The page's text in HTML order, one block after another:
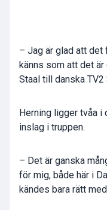
– Jag är glad att det
känns som att det
Staal till danska TV2
Herning ligger tvåa i
inslag i truppen.
– Det är ganska
för mig, både här i
kändes bara rätt